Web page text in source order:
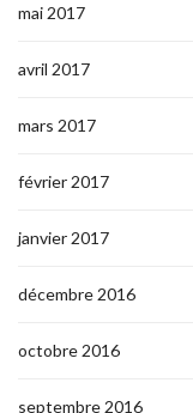
mai 2017
avril 2017
mars 2017
février 2017
janvier 2017
décembre 2016
octobre 2016
septembre 2016